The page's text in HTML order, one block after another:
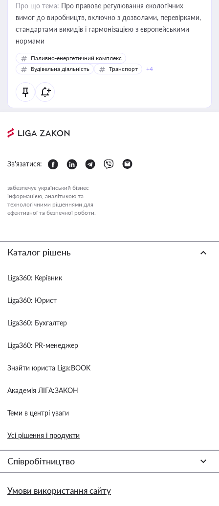
Про що тема: Про правове регулювання екологічних
вимог до виробництв, включно з дозволами, перевірками,
стандартами викидів і гармонізацією з європейськими
нормами
Паливно-енергетичний комплекс
Будівельна діяльність
Транспорт +4
Зв'язатися:
забезпечує український бізнес
інформацією, аналітикою та
технологічними рішеннями для
ефективної та безпечної роботи.
Каталог рішень
Liga360: Керівник
Liga360: Юрист
Liga360: Бухгалтер
Liga360: PR-менеджер
Знайти юриста Liga:BOOK
Академія ЛІГА:ЗАКОН
Теми в центрі уваги
Усі рішення і продукти
Співробітництво
Умови використання сайту